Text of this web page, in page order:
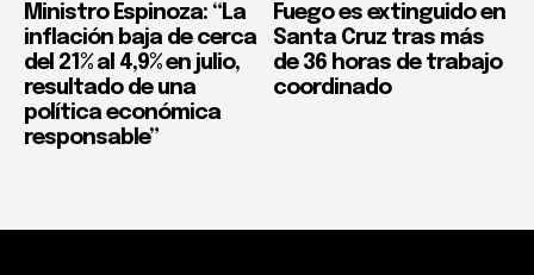
Ministro Espinoza: “La
inflación baja de cerca
del 21% al 4,9% en julio,
resultado de una
política económica
responsable”
Fuego es extinguido en
Santa Cruz tras más
de 36 horas de trabajo
coordinado